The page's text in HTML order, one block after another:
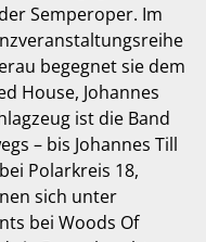
Semperoper. Im
begegnet sie dem
House, Johannes
ist die Band
– bis Johannes Till
Polarkreis 18,
sich unter
bei Woods Of